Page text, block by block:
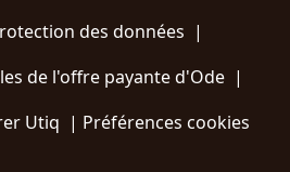
des données |
de l'offre payante d'Ode |
Utiq | Préférences cookies